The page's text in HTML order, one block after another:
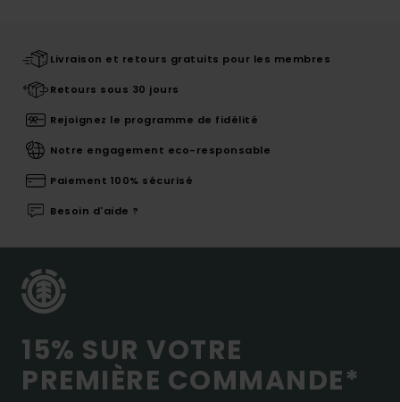
Livraison et retours gratuits pour les membres
Retours sous 30 jours
Rejoignez le programme de fidélité
Notre engagement eco-responsable
Paiement 100% sécurisé
Besoin d'aide ?
15% SUR VOTRE
PREMIÈRE COMMANDE*